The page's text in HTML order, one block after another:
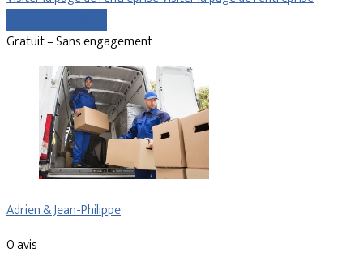
Gratuit – Sans engagement
Adrien & Jean-Philippe
0 avis